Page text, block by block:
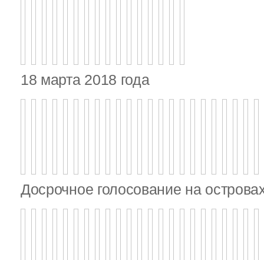
18 марта 2018 года
Досрочное голосование на